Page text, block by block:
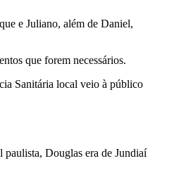
e Juliano, além de Daniel,
que forem necessários.
Sanitária local veio à público
paulista, Douglas era de Jundiaí